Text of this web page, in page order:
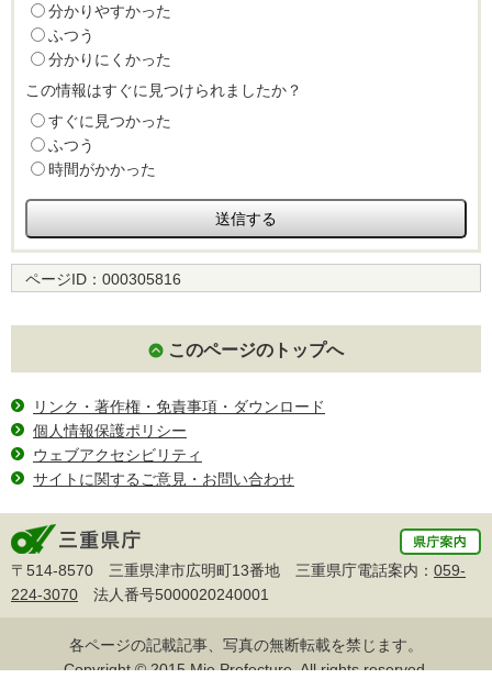
分かりやすかった
ふつう
分かりにくかった
この情報はすぐに見つけられましたか？
すぐに見つかった
ふつう
時間がかかった
ページID： 000305816
このページのトップへ
リンク・著作権・免責事項・ダウンロード
個人情報保護ポリシー
ウェブアクセシビリティ
サイトに関するご意見・お問い合わせ
〒514-8570 三重県津市広明町13番地 三重県庁電話案内： 059-
224-3070 法人番号5000020240001
各ページの記載記事、写真の無断転載を禁じます。
Copyright © 2015 Mie Prefecture, All rights reserved.